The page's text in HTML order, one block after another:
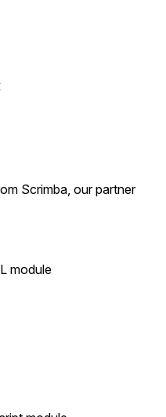
Scrimba, our partner
module